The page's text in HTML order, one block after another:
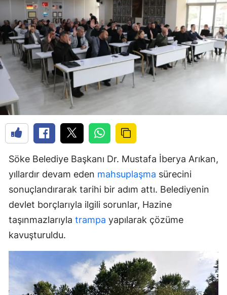
Söke Belediye Başkanı Dr. Mustafa İberya Arıkan,
yıllardır devam eden mahsuplaşma sürecini
sonuçlandırarak tarihi bir adım attı. Belediyenin
devlet borçlarıyla ilgili sorunlar, Hazine
taşınmazlarıyla trampa yapılarak çözüme
kavuşturuldu.